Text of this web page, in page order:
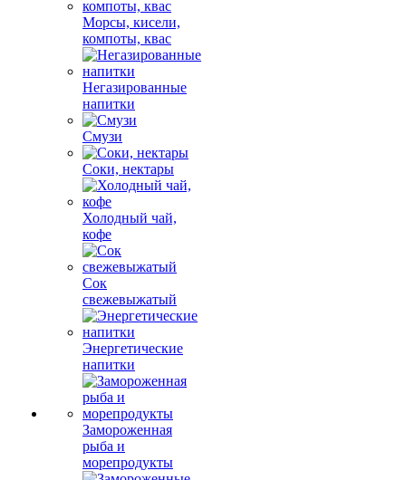
Морсы, кисели,
компоты, квас
Негазированные
напитки
Смузи
Соки, нектары
Холодный чай,
кофе
Сок
свежевыжатый
Энергетические
напитки
Замороженная
рыба и
морепродукты